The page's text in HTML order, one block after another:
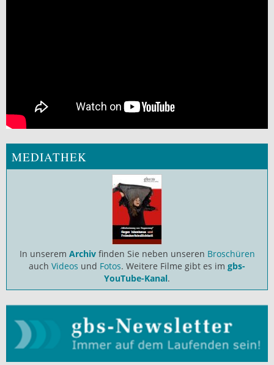
MEDIATHEK
In unserem Archiv finden Sie neben unseren Broschüren
auch Videos und Fotos. Weitere Filme gibt es im gbs-
YouTube-Kanal.